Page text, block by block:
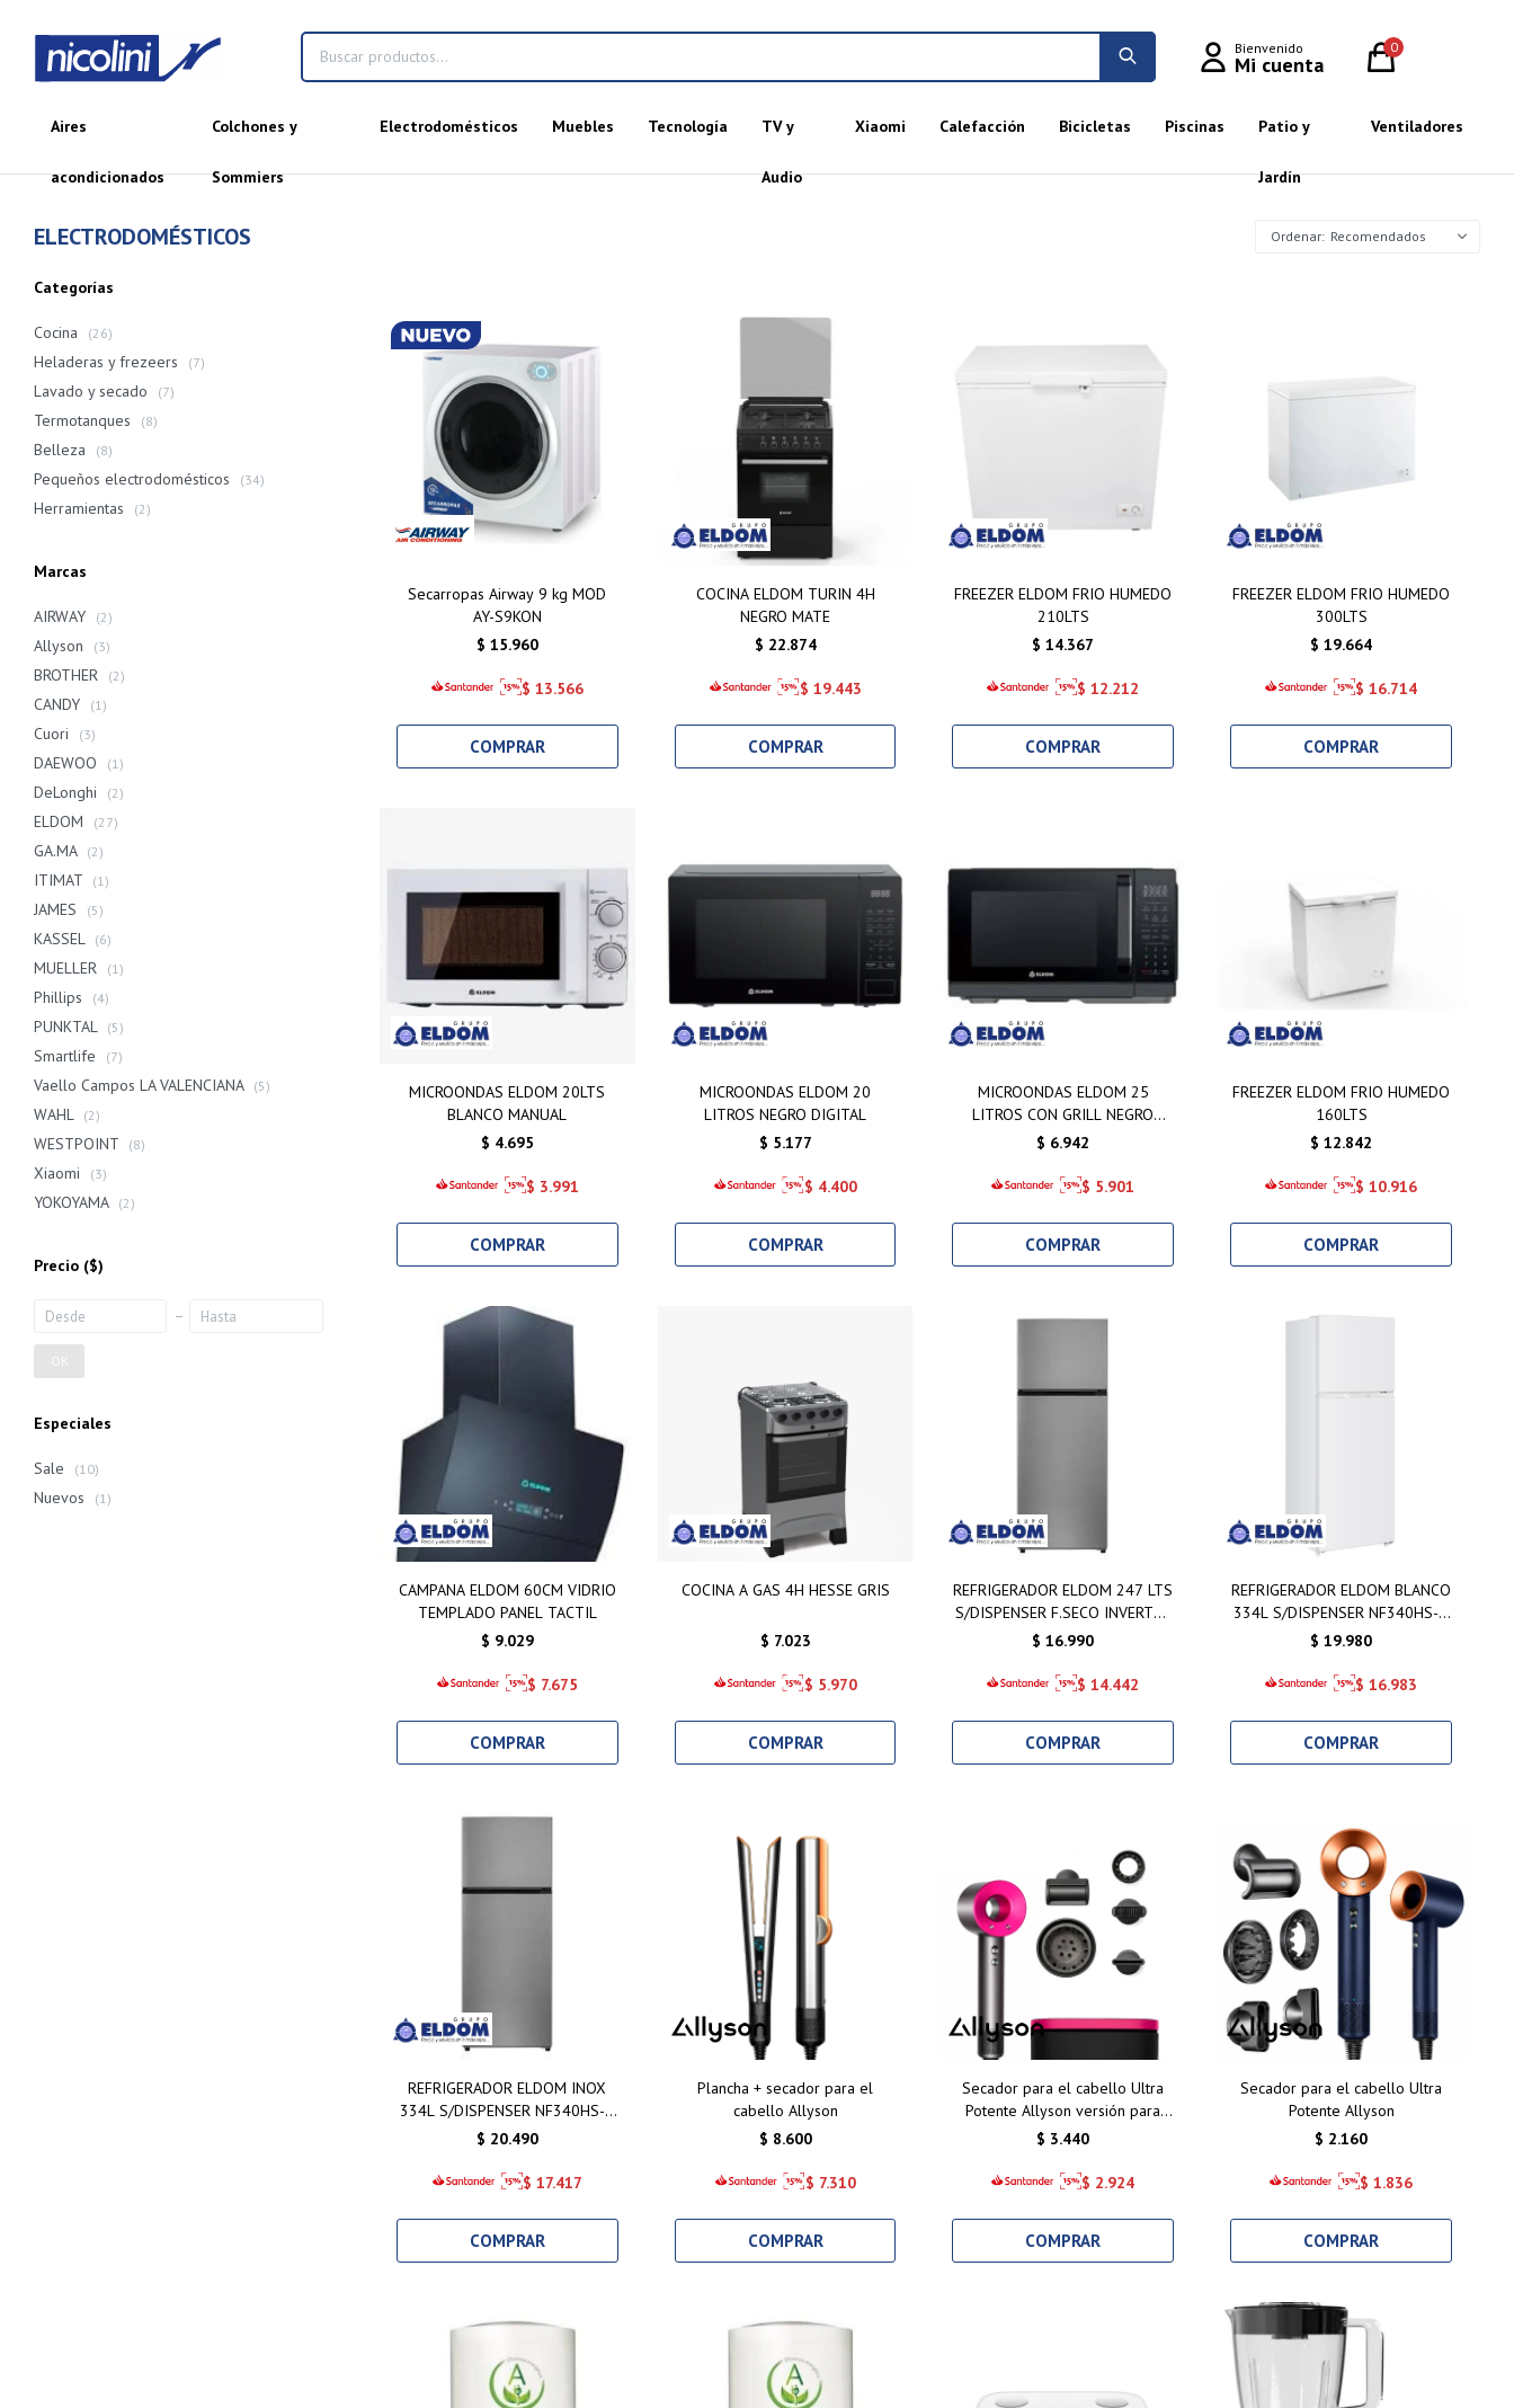
Aires
acondicionados
Colchones y
Sommiers
Electrodomésticos Muebles Tecnología TV y
Audio
Xiaomi Calefacción Bicicletas Piscinas Patio y
Jardín
Ventiladores
0
ELECTRODOMÉSTICOS Recomendados
Secarropas Airway 9 kg MOD
AY-S9KON
$ 15.960
$ 13.566
COCINA ELDOM TURIN 4H
NEGRO MATE
$ 22.874
$ 19.443
FREEZER ELDOM FRIO HUMEDO
210LTS
$ 14.367
$ 12.212
FREEZER ELDOM FRIO HUMEDO
300LTS
$ 19.664
$ 16.714
MICROONDAS ELDOM 20LTS
BLANCO MANUAL
$ 4.695
$ 3.991
MICROONDAS ELDOM 20
LITROS NEGRO DIGITAL
$ 5.177
$ 4.400
MICROONDAS ELDOM 25
LITROS CON GRILL NEGRO
DIGITAL
$ 6.942
$ 5.901
FREEZER ELDOM FRIO HUMEDO
160LTS
$ 12.842
$ 10.916
CAMPANA ELDOM 60CM VIDRIO
TEMPLADO PANEL TACTIL
$ 9.029
$ 7.675
COCINA A GAS 4H HESSE GRIS
$ 7.023
$ 5.970
REFRIGERADOR ELDOM 247 LTS
S/DISPENSER F.SECO INVERTER
INOX
$ 16.990
$ 14.442
REFRIGERADOR ELDOM BLANCO
334L S/DISPENSER NF340HS-D
F.SECO INVERTER
$ 19.980
$ 16.983
REFRIGERADOR ELDOM INOX
334L S/DISPENSER NF340HS-D
F.SECO INVERTER
$ 20.490
$ 17.417
Plancha + secador para el
cabello Allyson
$ 8.600
$ 7.310
Secador para el cabello Ultra
Potente Allyson versión para
viajes
$ 3.440
$ 2.924
Secador para el cabello Ultra
Potente Allyson
$ 2.160
$ 1.836
Categorías
Cocina (26)
Heladeras y frezeers (7)
Lavado y secado (7)
Termotanques (8)
Belleza (8)
Pequeños electrodomésticos (34)
Herramientas (2)
Marcas
AIRWAY (2)
Allyson (3)
BROTHER (2)
CANDY (1)
Cuori (3)
DAEWOO (1)
DeLonghi (2)
ELDOM (27)
GA.MA (2)
ITIMAT (1)
JAMES (5)
KASSEL (6)
MUELLER (1)
Phillips (4)
PUNKTAL (5)
Smartlife (7)
Vaello Campos LA VALENCIANA (5)
WAHL (2)
WESTPOINT (8)
Xiaomi (3)
YOKOYAMA (2)
Precio ($)
OK
Especiales
Sale (10)
Nuevos (1)